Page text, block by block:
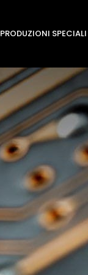
PRODUZIONI SPECIALI